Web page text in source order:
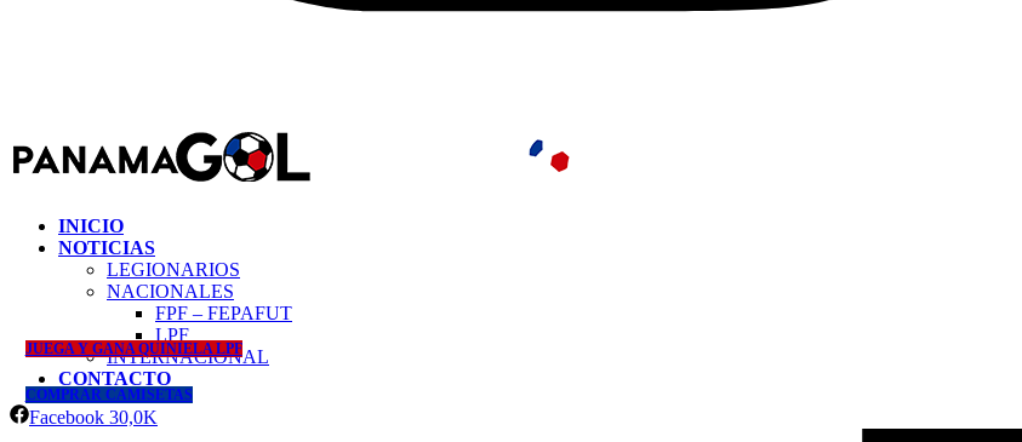
INICIO
NOTICIAS
LEGIONARIOS
NACIONALES
FPF – FEPAFUT
LPF
INTERNACIONAL
CONTACTO
JUEGA Y GANA QUINIELA LPF
COMPRAR CAMISETAS
Facebook 30,0K